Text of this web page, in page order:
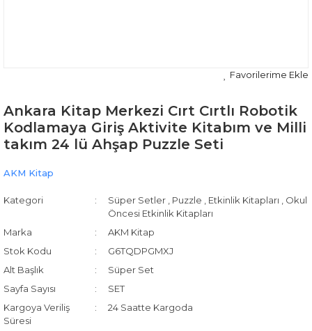
Ankara Kitap Merkezi Cırt Cırtlı Robotik
Kodlamaya Giriş Aktivite Kitabım ve Milli
takım 24 lü Ahşap Puzzle Seti
AKM Kitap
Kategori Süper Setler Puzzle Etkinlik Kitapları
Okul
Öncesi Etkinlik Kitapları
Marka
AKM Kitap
Stok Kodu
G6TQDPGMXJ
Alt Başlık
Süper Set
Sayfa Sayısı
SET
Kargoya Veriliş
Süresi
24 Saatte Kargoda